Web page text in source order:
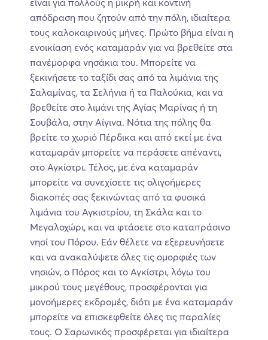
απόδραση που ζητούν από την πόλη, ιδιαίτερα
τους καλοκαιρινούς μήνες. Πρώτο βήμα είναι η
ενοικίαση ενός καταμαράν για να βρεθείτε στα
πανέμορφα νησάκια του. Μπορείτε να
ξεκινήσετε το ταξίδι σας από τα λιμάνια της
Σαλαμίνας, τα Σελήνια ή τα Παλούκια, και να
βρεθείτε στο λιμάνι της Αγίας Μαρίνας ή τη
Σουβάλα, στην Αίγινα. Νότια της πόλης θα
βρείτε το χωριό Πέρδικα και από εκεί με ένα
καταμαράν μπορείτε να περάσετε απέναντι,
στο Αγκίστρι. Τέλος, με ένα καταμαράν
μπορείτε να συνεχίσετε τις ολιγοήμερες
διακοπές σας ξεκινώντας από τα φυσικά
λιμάνια του Αγκιστρίου, τη Σκάλα και το
Μεγαλοχώρι, και να φτάσετε στο καταπράσινο
νησί του Πόρου. Εάν θέλετε να εξερευνήσετε
και να ανακαλύψετε όλες τις ομορφιές των
νησιών, ο Πόρος και το Αγκίστρι, λόγω του
μικρού τους μεγέθους, προσφέρονται για
μονοήμερες εκδρομές, διότι με ένα καταμαράν
μπορείτε να επισκεφθείτε όλες τις παραλίες
τους. Ο Σαρωνικός προσφέρεται για ιδιαίτερα